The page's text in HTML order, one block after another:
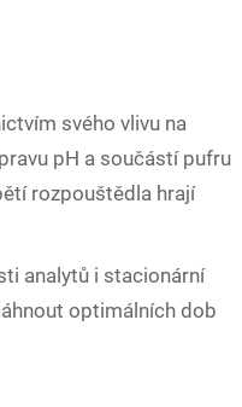
svého vlivu na
pH a součástí pufru
rozpouštědla hrají
analytů i stacionární
optimálních dob